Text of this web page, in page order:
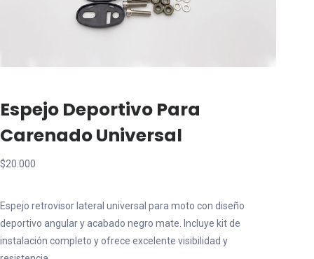
Espejo Deportivo Para
Carenado Universal
$20.000
Espejo retrovisor lateral universal para moto con diseño
deportivo angular y acabado negro mate. Incluye kit de
instalación completo y ofrece excelente visibilidad y